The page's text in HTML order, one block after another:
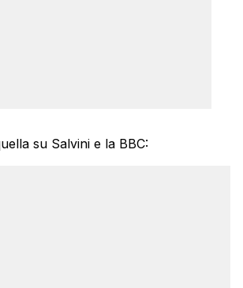
su Salvini e la BBC: